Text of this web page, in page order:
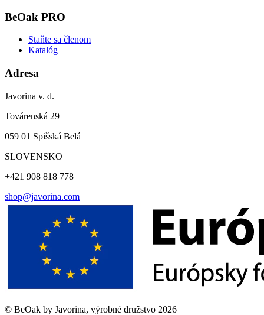
BeOak PRO
Staňte sa členom
Katalóg
Adresa
Javorina v. d.
Továrenská 29
059 01 Spišská Belá
SLOVENSKO
+421 908 818 778
shop@javorina.com
© BeOak by Javorina, výrobné družstvo 2026